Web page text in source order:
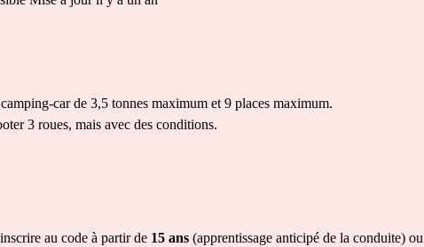
car de 3,5 tonnes maximum et 9 places maximum.
3 roues, mais avec des conditions.
au code à partir de 15 ans (apprentissage anticipé de la conduite) ou